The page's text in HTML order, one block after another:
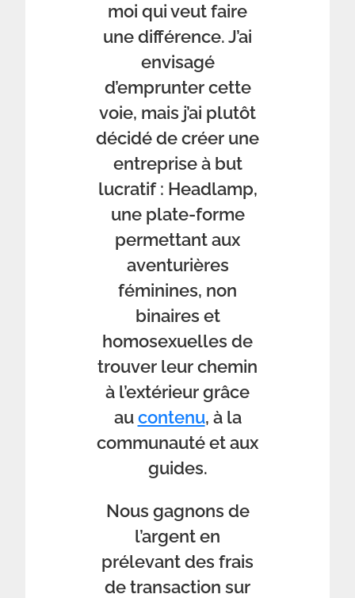
moi qui veut faire
une différence. J’ai
envisagé
d’emprunter cette
voie, mais j’ai plutôt
décidé de créer une
entreprise à but
lucratif : Headlamp,
une plate-forme
permettant aux
aventurières
féminines, non
binaires et
homosexuelles de
trouver leur chemin
à l’extérieur grâce
aucontenu, à la
communauté et aux
guides.
Nous gagnons de
l’argent en
prélevant des frais
de transaction sur